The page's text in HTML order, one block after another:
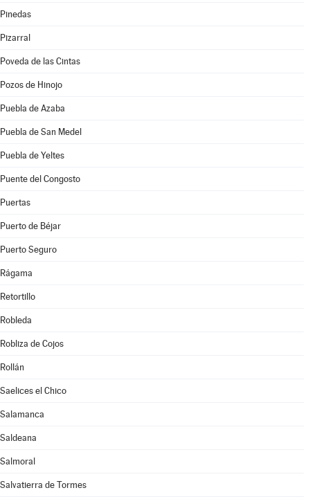
Pinedas
Pizarral
Poveda de las Cintas
Pozos de Hinojo
Puebla de Azaba
Puebla de San Medel
Puebla de Yeltes
Puente del Congosto
Puertas
Puerto de Béjar
Puerto Seguro
Rágama
Retortillo
Robleda
Robliza de Cojos
Rollán
Saelices el Chico
Salamanca
Saldeana
Salmoral
Salvatierra de Tormes